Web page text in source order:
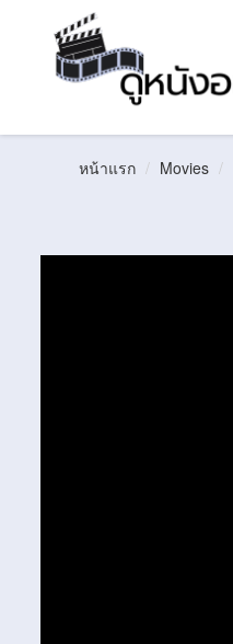
หน้าแรก Movies